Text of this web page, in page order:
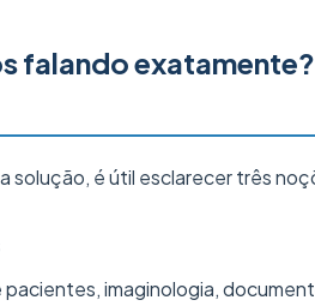
falando
solução, é útil esclarecer três
pacientes, imaginologia,